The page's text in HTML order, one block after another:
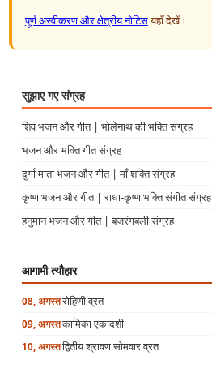
पूर्ण अस्वीकरण और क्षेत्रीय नोटिसयहाँ देखें।
सुझाए गए संग्रह
शिव भजन और गीत | भोलेनाथ की भक्ति संग्रह
भजन और भक्ति गीत संग्रह
दुर्गा माता भजन और गीत | माँ शक्ति संग्रह
कृष्ण भजन और गीत | राधा-कृष्ण भक्ति संगीत संग्रह
हनुमान भजन और गीत | बजरंगबली संग्रह
आगामी त्यौहार
08, अगस्तरोहिणी व्रत
09, अगस्तकामिका एकादशी
10, अगस्तद्वितीय श्रावण सोमवार व्रत